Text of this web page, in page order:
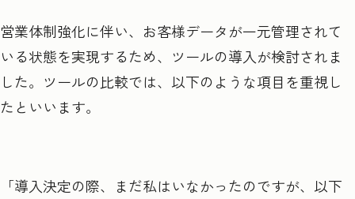
営業体制強化に伴い、お客様データが一元管理されて
いる状態を実現するため、ツールの導入が検討されま
した。ツールの比較では、以下のような項目を重視し
たといいます。
「導入決定の際、まだ私はいなかったのですが、以下